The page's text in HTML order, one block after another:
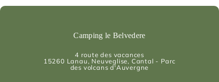
Camping le Belvedere
4 route des vacances
15260 Lanau, Neuveglise, Cantal - Parc
des volcans d'Auvergne